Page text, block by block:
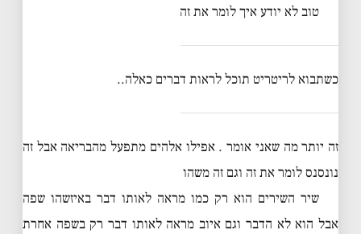
טוב לא יודע איך לומר את זה
כשתבוא לריטריט תוכל לראות דברים כאלה..
זה יותר מה שאני אומר . אפילו אלהים מתפעל מהבריאה אבל זה
נונסנס לומר את זה וגם זה משהו
שיר השירים הוא רק כמו מראה לאותו דבר באיזשהו שפה
אבל הוא לא הדבר וגם איוב מראה לאותו דבר רק בשפה אחרת